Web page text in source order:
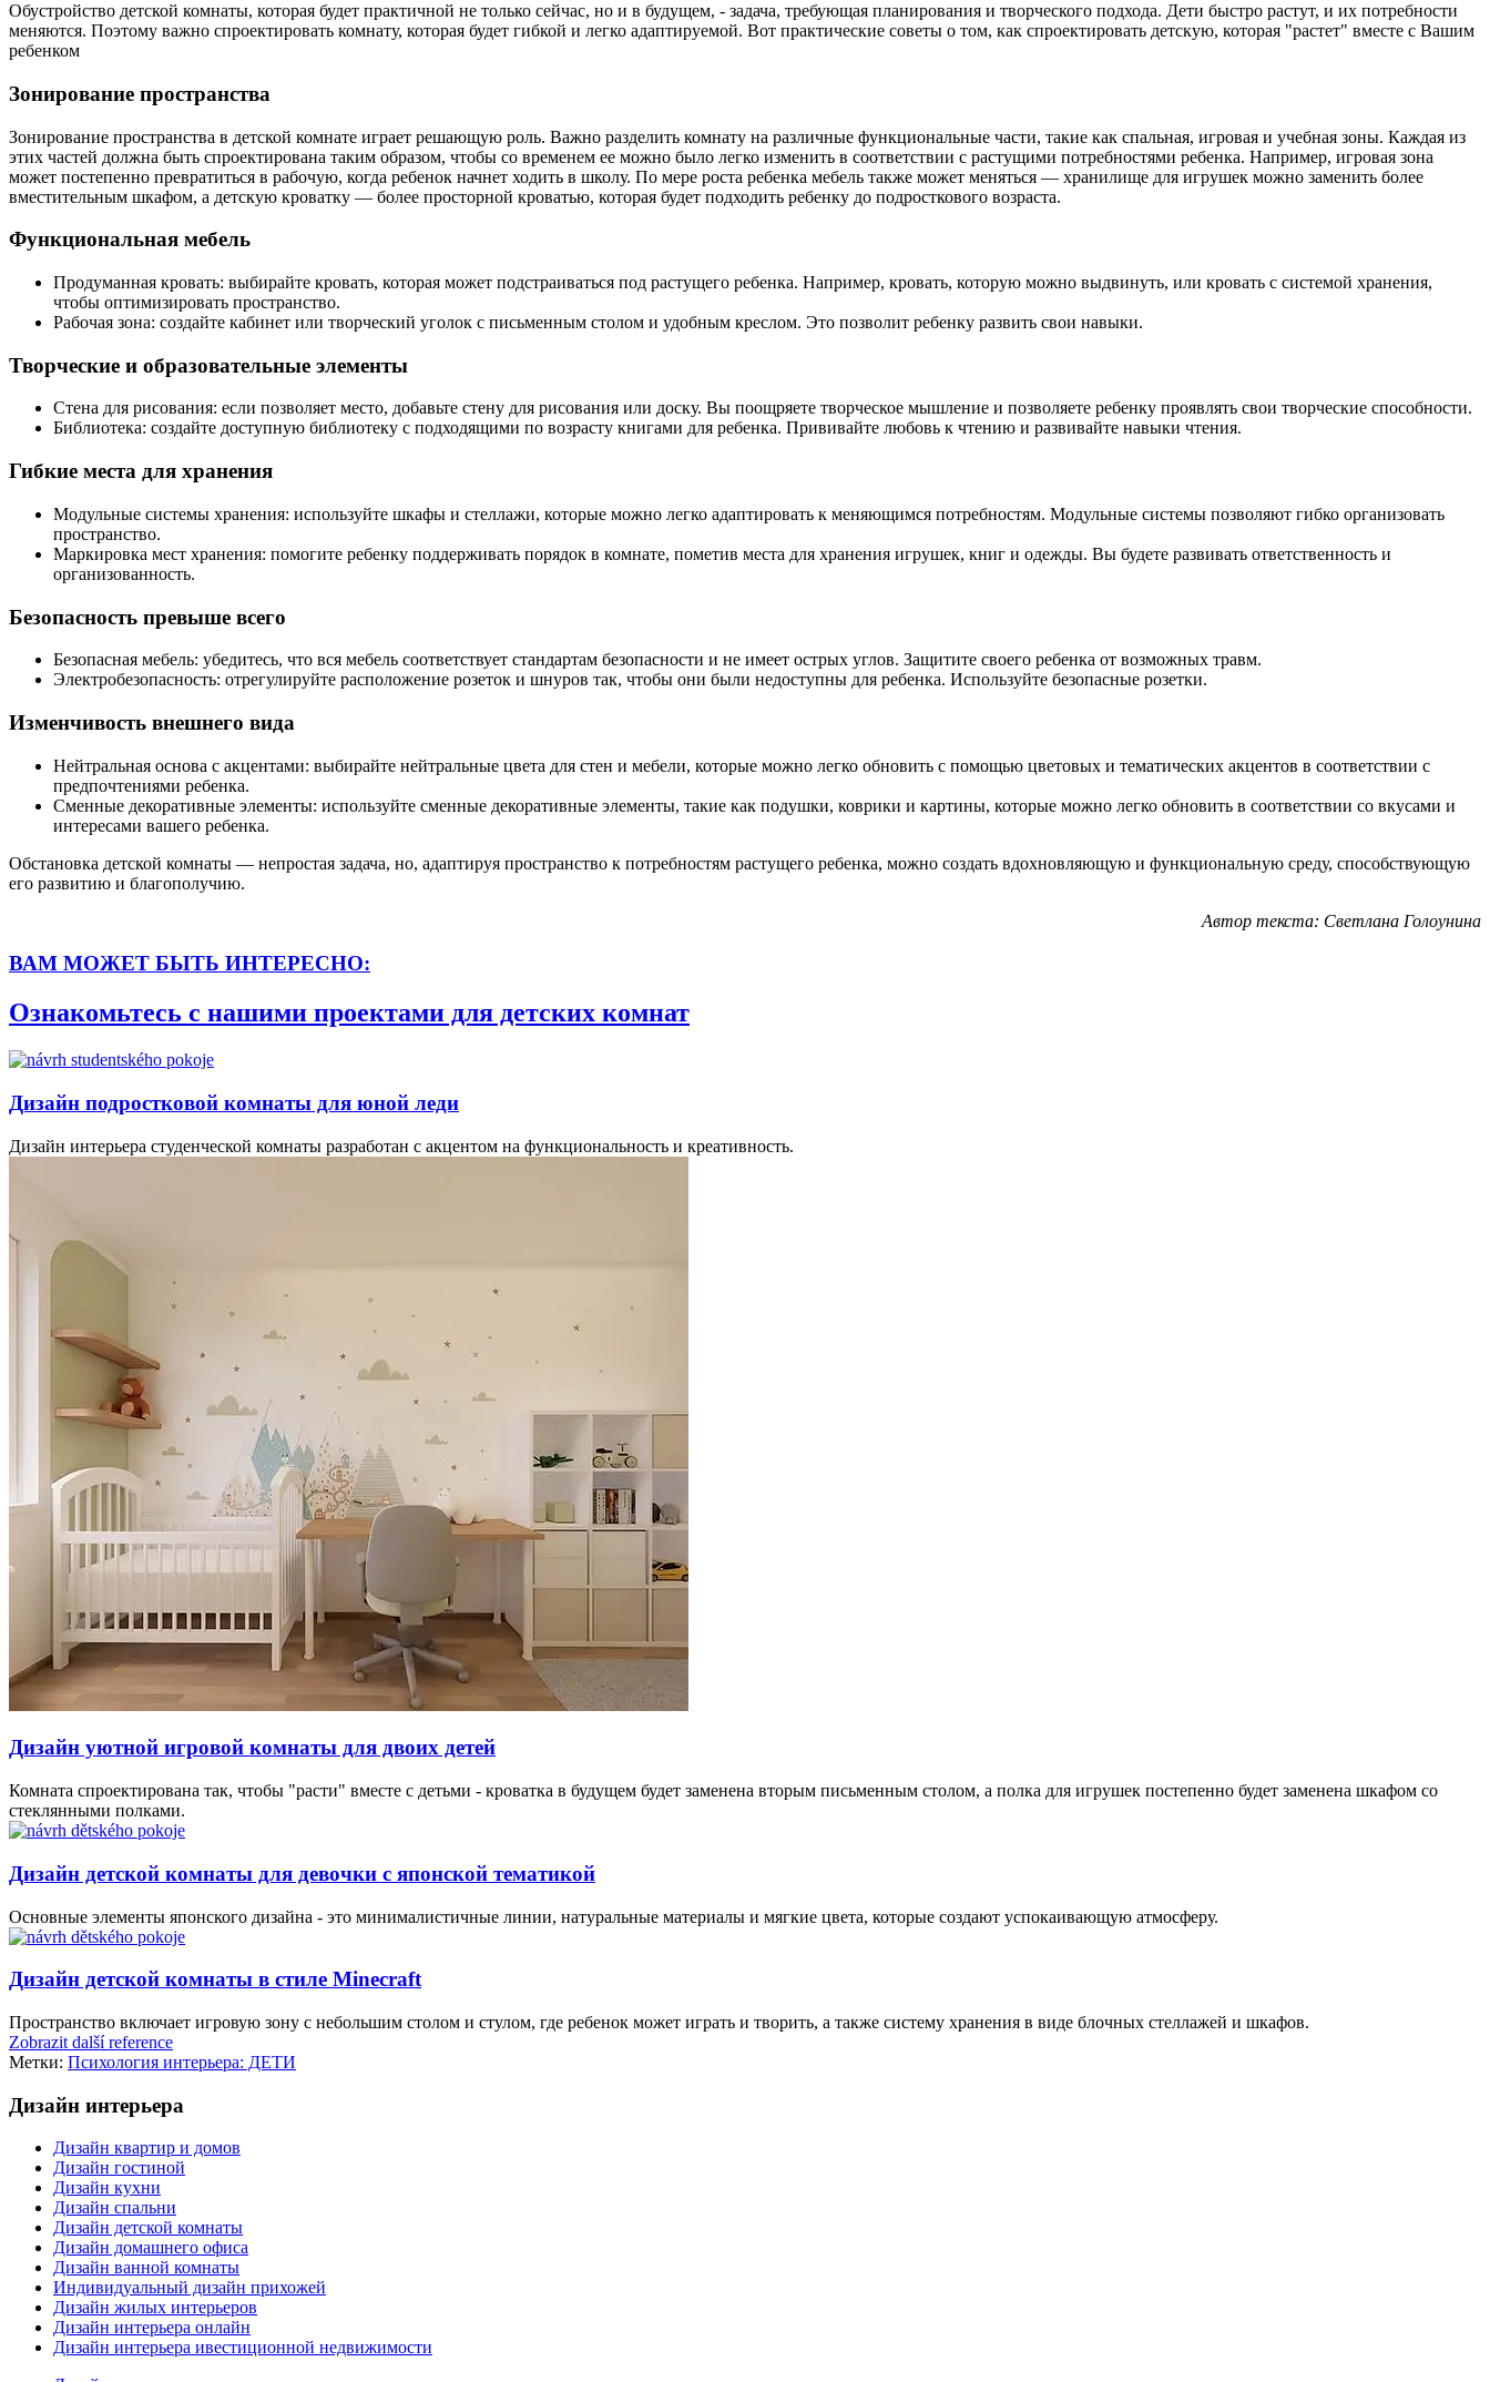
Обустройство детской комнаты, которая будет практичной не только сейчас, но и в будущем, - задача, требующая планирования и творческого подхода. Дети быстро растут, и их потребности
меняются. Поэтому важно спроектировать комнату, которая будет гибкой и легко адаптируемой. Вот практические советы о том, как спроектировать детскую, которая "растет" вместе с Вашим
ребенком
Зонирование пространства
Зонирование пространства в детской комнате играет решающую роль. Важно разделить комнату на различные функциональные части, такие как спальная, игровая и учебная зоны. Каждая из
этих частей должна быть спроектирована таким образом, чтобы со временем ее можно было легко изменить в соответствии с растущими потребностями ребенка. Например, игровая зона
может постепенно превратиться в рабочую, когда ребенок начнет ходить в школу. По мере роста ребенка мебель также может меняться — хранилище для игрушек можно заменить более
вместительным шкафом, а детскую кроватку — более просторной кроватью, которая будет подходить ребенку до подросткового возраста.
Функциональная мебель
Продуманная кровать: выбирайте кровать, которая может подстраиваться под растущего ребенка. Например, кровать, которую можно выдвинуть, или кровать с системой хранения,
чтобы оптимизировать пространство.
Рабочая зона: создайте кабинет или творческий уголок с письменным столом и удобным креслом. Это позволит ребенку развить свои навыки.
Творческие и образовательные элементы
Стена для рисования: если позволяет место, добавьте стену для рисования или доску. Вы поощряете творческое мышление и позволяете ребенку проявлять свои творческие способности.
Библиотека: создайте доступную библиотеку с подходящими по возрасту книгами для ребенка. Прививайте любовь к чтению и развивайте навыки чтения.
Гибкие места для хранения
Модульные системы хранения: используйте шкафы и стеллажи, которые можно легко адаптировать к меняющимся потребностям. Модульные системы позволяют гибко организовать
пространство.
Маркировка мест хранения: помогите ребенку поддерживать порядок в комнате, пометив места для хранения игрушек, книг и одежды. Вы будете развивать ответственность и
организованность.
Безопасность превыше всего
Безопасная мебель: убедитесь, что вся мебель соответствует стандартам безопасности и не имеет острых углов. Защитите своего ребенка от возможных травм.
Электробезопасность: отрегулируйте расположение розеток и шнуров так, чтобы они были недоступны для ребенка. Используйте безопасные розетки.
Изменчивость внешнего вида
Нейтральная основа с акцентами: выбирайте нейтральные цвета для стен и мебели, которые можно легко обновить с помощью цветовых и тематических акцентов в соответствии с
предпочтениями ребенка.
Сменные декоративные элементы: используйте сменные декоративные элементы, такие как подушки, коврики и картины, которые можно легко обновить в соответствии со вкусами и
интересами вашего ребенка.
Обстановка детской комнаты — непростая задача, но, адаптируя пространство к потребностям растущего ребенка, можно создать вдохновляющую и функциональную среду, способствующую
его развитию и благополучию.
Автор текста: Светлана Голоунина
ВАМ МОЖЕТ БЫТЬ ИНТЕРЕСНО:
Ознакомьтесь с нашими проектами для детских комнат
Дизайн подростковой комнаты для юной леди
Дизайн интерьера студенческой комнаты разработан с акцентом на функциональность и креативность.
Дизайн уютной игровой комнаты для двоих детей
Комната спроектирована так, чтобы "расти" вместе с детьми - кроватка в будущем будет заменена вторым письменным столом, а полка для игрушек постепенно будет заменена шкафом со
стеклянными полками.
Дизайн детской комнаты для девочки с японской тематикой
Основные элементы японского дизайна - это минималистичные линии, натуральные материалы и мягкие цвета, которые создают успокаивающую атмосферу.
Дизайн детской комнаты в стиле Minecraft
Пространство включает игровую зону с небольшим столом и стулом, где ребенок может играть и творить, а также систему хранения в виде блочных стеллажей и шкафов.
Zobrazit další reference
Метки: Психология интерьера: ДЕТИ
Дизайн интерьера
Дизайн квартир и домов
Дизайн гостиной
Дизайн кухни
Дизайн спальни
Дизайн детской комнаты
Дизайн домашнего офиса
Дизайн ванной комнаты
Индивидуальный дизайн прихожей
Дизайн жилых интерьеров
Дизайн интерьера онлайн
Дизайн интерьера ивестиционной недвижимости